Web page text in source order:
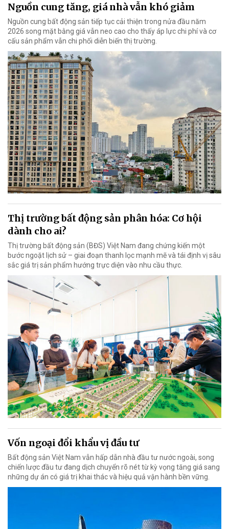
Nguồn cung tăng, giá nhà vẫn khó giảm
Nguồn cung bất động sản tiếp tục cải thiện trong nửa đầu năm
2026 song mặt bằng giá vẫn neo cao cho thấy áp lực chi phí và cơ
cấu sản phẩm vẫn chi phối diễn biến thị trường.
Thị trường bất động sản phân hóa: Cơ hội
dành cho ai?
Thị trường bất động sản (BĐS) Việt Nam đang chứng kiến một
bước ngoặt lịch sử – giai đoạn thanh lọc mạnh mẽ và tái định vị sâu
sắc giá trị sản phẩm hướng trực diện vào nhu cầu thực.
Vốn ngoại đổi khẩu vị đầu tư
Bất động sản Việt Nam vẫn hấp dẫn nhà đầu tư nước ngoài, song
chiến lược đầu tư đang dịch chuyển rõ nét từ kỳ vọng tăng giá sang
những dự án có giá trị khai thác và hiệu quả vận hành bền vững.